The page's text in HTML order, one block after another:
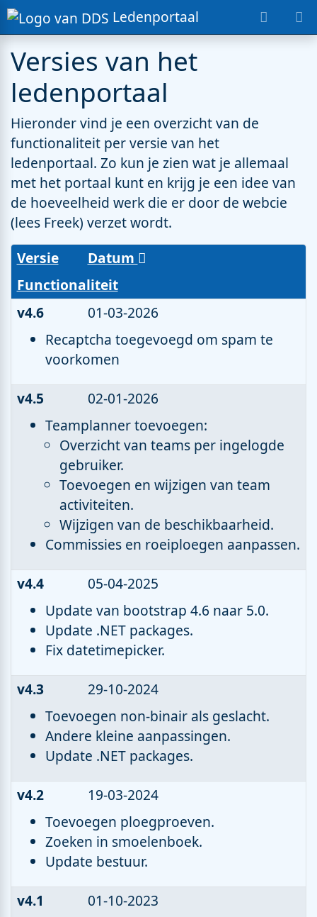
Ledenportaal
Versies van het
ledenportaal
Hieronder vind je een overzicht van de
functionaliteit per versie van het
ledenportaal. Zo kun je zien wat je allemaal
met het portaal kunt en krijg je een idee van
de hoeveelheid werk die er door de webcie
(lees Freek) verzet wordt.
Versie
Datum
Functionaliteit
v4.6
01-03-2026
Recaptcha toegevoegd om spam te
voorkomen
v4.5
02-01-2026
Teamplanner toevoegen:
Overzicht van teams per ingelogde
gebruiker.
Toevoegen en wijzigen van team
activiteiten.
Wijzigen van de beschikbaarheid.
Commissies en roeiploegen aanpassen.
v4.4
05-04-2025
Update van bootstrap 4.6 naar 5.0.
Update .NET packages.
Fix datetimepicker.
v4.3
29-10-2024
Toevoegen non-binair als geslacht.
Andere kleine aanpassingen.
Update .NET packages.
v4.2
19-03-2024
Toevoegen ploegproeven.
Zoeken in smoelenboek.
Update bestuur.
v4.1
01-10-2023